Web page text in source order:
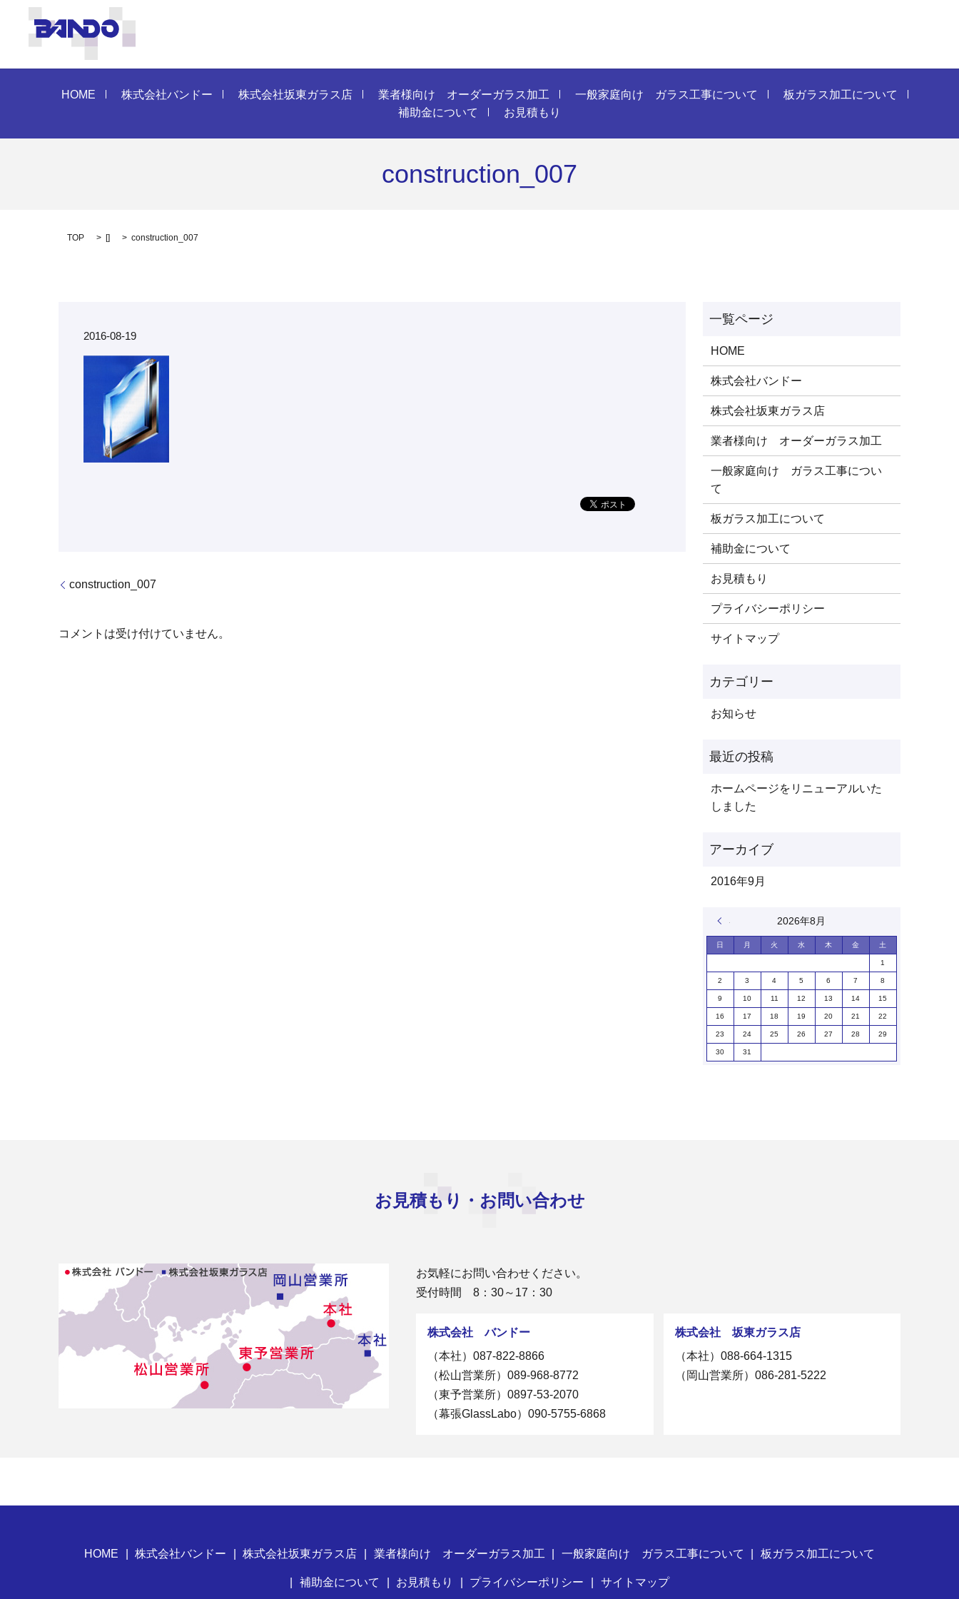
HOME 株式会社バンドー 株式会社坂東ガラス店 業者様向け オーダーガラス加工 一般家庭向け ガラス工事について
板ガラス加工について
補助金について
お見積もり
construction_007
TOP [] construction_007
2016-08-19
construction_007
コメントは受け付けていません。
HOME
株式会社バンドー
株式会社坂東ガラス店
業者様向け オーダーガラス加工
一般家庭向け ガラス工事につい
て
板ガラス加工について
補助金について
お見積もり
プライバシーポリシー
サイトマップ
お知らせ
ホームページをリニューアルいた
しました
2016年9月
2026年8月
日 月 火 水 木 金 土
1
2 3 4 5 6 7 8
9 10 11 12 13 14 15
16 17 18 19 20 21 22
23 24 25 26 27 28 29
30 31
お見積もり・お問い合わせ
お気軽にお問い合わせください。
受付時間 8：30～17：30
株式会社 バンドー
（本社）087-822-8866
（松山営業所）089-968-8772
（東予営業所）0897-53-2070
（幕張GlassLabo）090-5755-6868
株式会社 坂東ガラス店
（本社） 088-664-1315
（岡山営業所） 086-281-5222
HOME 株式会社バンドー 株式会社坂東ガラス店 業者様向け オーダーガラス加工 一般家庭向け ガラス工事について 板ガラス加工について
補助金について お見積もり プライバシーポリシー サイトマップ